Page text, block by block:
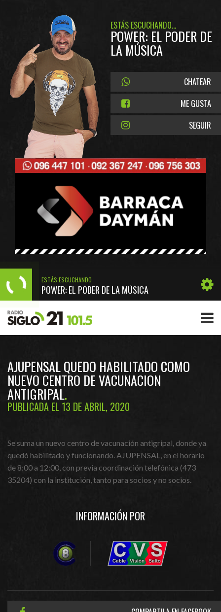
ESTÁS ESCUCHANDO...
POWER: EL PODER DE
LA MÚSICA
CHATEAR
ME GUSTA
SEGUIR
ESTÁS ESCUCHANDO
POWER: EL PODER DE LA MÚSICA
AJUPENSAL QUEDO HABILITADO COMO
NUEVO CENTRO DE VACUNACION
ANTIGRIPAL
PUBLICADA EL 13 DE ABRIL, 2020
Se suma un nuevo centro de vacunación antigripal, donde ya
quedó habilitado y funcionando. AJUPENSAL, en el horario
de 8:00 a 12:00, con previa coordinación telefónica (473
35204) con la institución, tanto para socios y no socios.
INFORMACIÓN POR